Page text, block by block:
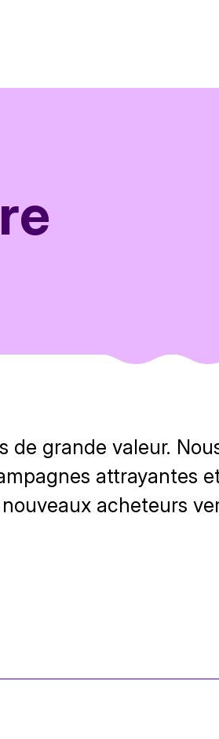
de grande valeur.
attrayantes
acheteurs